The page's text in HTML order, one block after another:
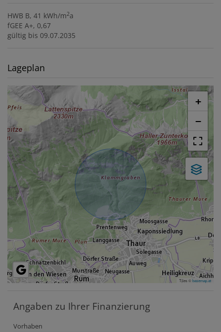
HWB B, 41 kWh/m2a
fGEE A+, 0,67
gültig bis 09.07.2035
Lageplan
+
−
Tiles ©basemap.at